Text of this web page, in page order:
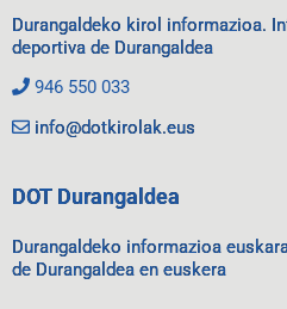
Durangaldeko kirol informazioa.
deportiva de Durangaldea
946 550 033
info@dotkirolak.eus
DOT Durangaldea
Durangaldeko informazioa
de Durangaldea en euskera